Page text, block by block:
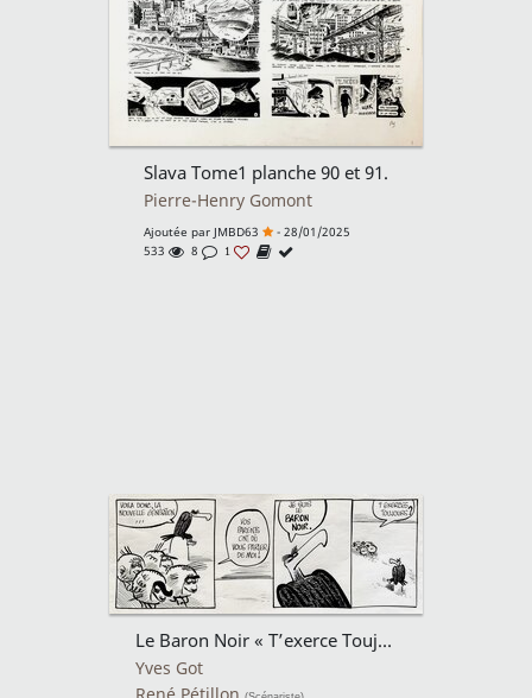
Slava Tome1 planche 90 et 91.
Pierre-Henry Gomont
Ajoutée par JMBD63
- 28/01/2025
533
8 1
Le Baron Noir « T’exerce Toujours »
Yves Got